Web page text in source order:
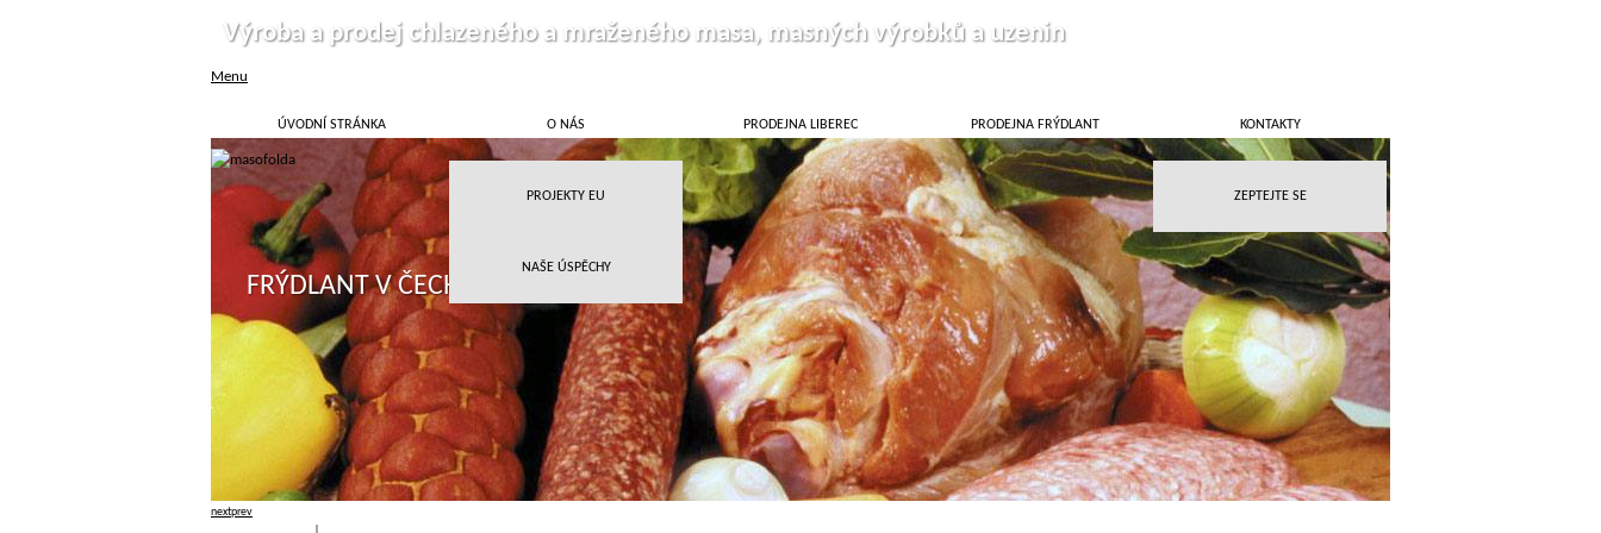
Menu
ÚVODNÍ STRÁNKA O NÁS
PROJEKTY EU
NAŠE ÚSPĚCHY
PRODEJNA LIBEREC PRODEJNA FRÝDLANT KONTAKTY
ZEPTEJTE SE
nextprev
Výroba a prodej chlazeného a mraženého masa, masných výrobků a uzenin
FRÝDLANT V ČECHÁCH